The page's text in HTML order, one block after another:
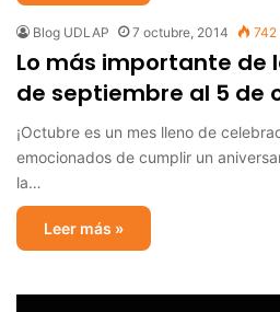
Blog UDLAP 7 octubre, 2014 742
Lo más importante de
de septiembre al 5 de
¡Octubre es un mes lleno de
emocionados de cumplir un
la…
Leer más »